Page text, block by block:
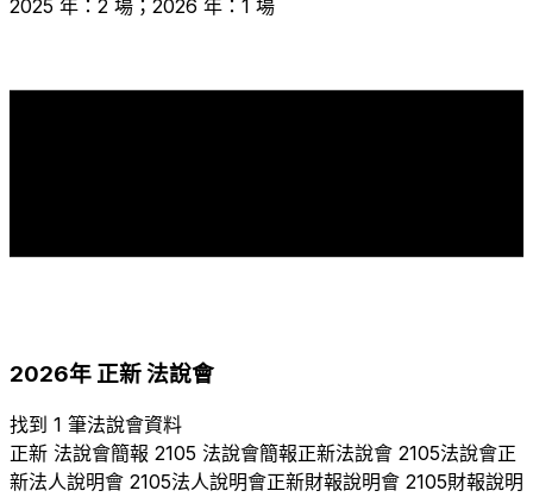
2025 年：2 場；2026 年：1 場
2026年 正新法說會
找到 1 筆法說會資料
正新 法說會簡報 2105 法說會簡報正新法說會 2105法說會正
新法人說明會 2105法人說明會正新財報說明會 2105財報說明